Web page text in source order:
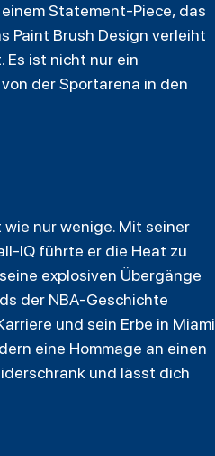
Statement-Piece, das
Paint Brush Design verleiht
Es ist nicht nur ein
der Sportarena in den
nur wenige. Mit seiner
IQ führte er die Heat zu
explosiven Übergänge
der NBA-Geschichte
und sein Erbe in Miami
eine Hommage an einen
und lässt dich